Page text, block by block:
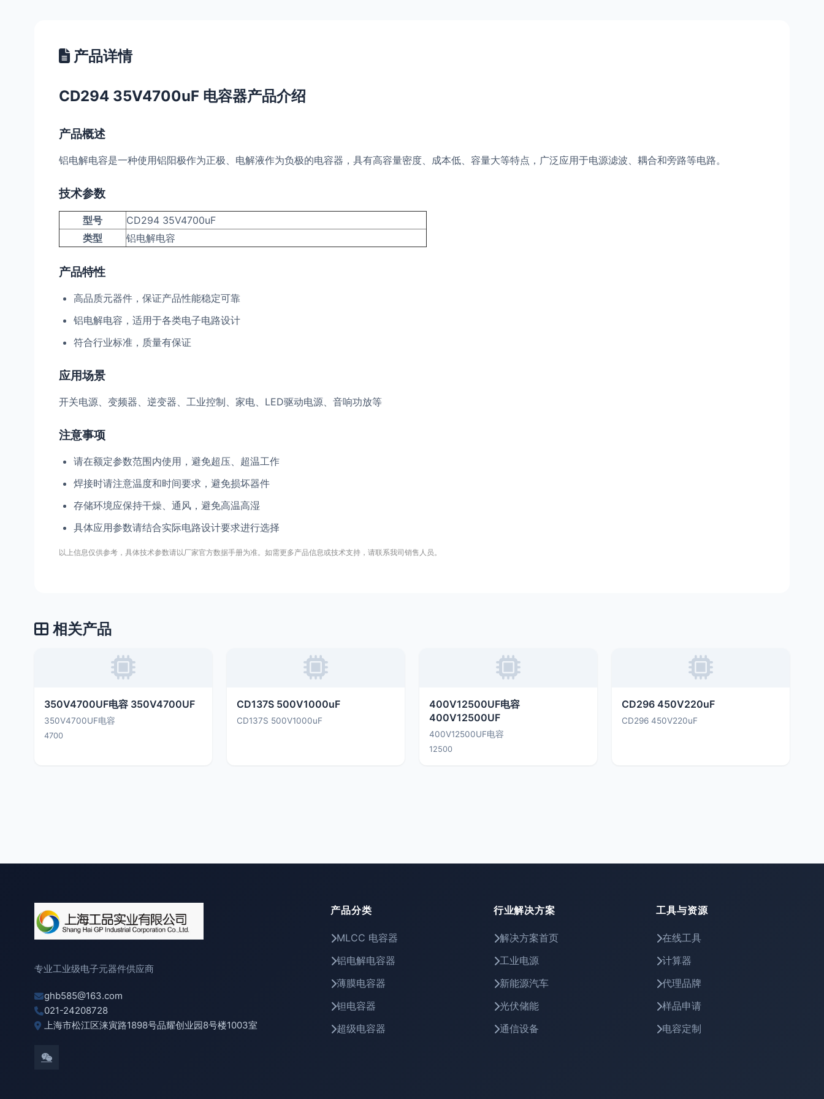
产品详情
CD294 35V4700uF 电容器产品介绍
产品概述
铝电解电容是一种使用铝阳极作为正极、电解液作为负极的电容器，具有高容量密度、成本低、容量大等特点，广泛应用于电源滤波、耦合和旁路等电路。
技术参数
型号
CD294 35V4700uF
类型
铝电解电容
产品特性
高品质元器件，保证产品性能稳定可靠
铝电解电容，适用于各类电子电路设计
符合行业标准，质量有保证
应用场景
开关电源、变频器、逆变器、工业控制、家电、LED驱动电源、音响功放等
注意事项
请在额定参数范围内使用，避免超压、超温工作
焊接时请注意温度和时间要求，避免损坏器件
存储环境应保持干燥、通风，避免高温高湿
具体应用参数请结合实际电路设计要求进行选择
以上信息仅供参考，具体技术参数请以厂家官方数据手册为准。如需更多产品信息或技术支持，请联系我司销售人员。
相关产品
350V4700UF电容 350V4700UF
350V4700UF电容
4700
CD137S 500V1000uF
CD137S 500V1000uF
400V12500UF电容
400V12500UF
400V12500UF电容
12500
CD296 450V220uF
CD296 450V220uF
专业工业级电子元器件供应商
ghb585@163.com
021-24208728
上海市松江区涞寅路1898号品耀创业园8号楼1003室
产品分类
MLCC 电容器
铝电解电容器
薄膜电容器
钽电容器
超级电容器
行业解决方案
解决方案首页
工业电源
新能源汽车
光伏储能
通信设备
工具与资源
在线工具
计算器
代理品牌
样品申请
电容定制